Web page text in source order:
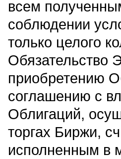
всем
соблюдении
только целого
Обязательство
приобретению
соглашению с
Облигаций,
торгах Биржи,
исполненным в